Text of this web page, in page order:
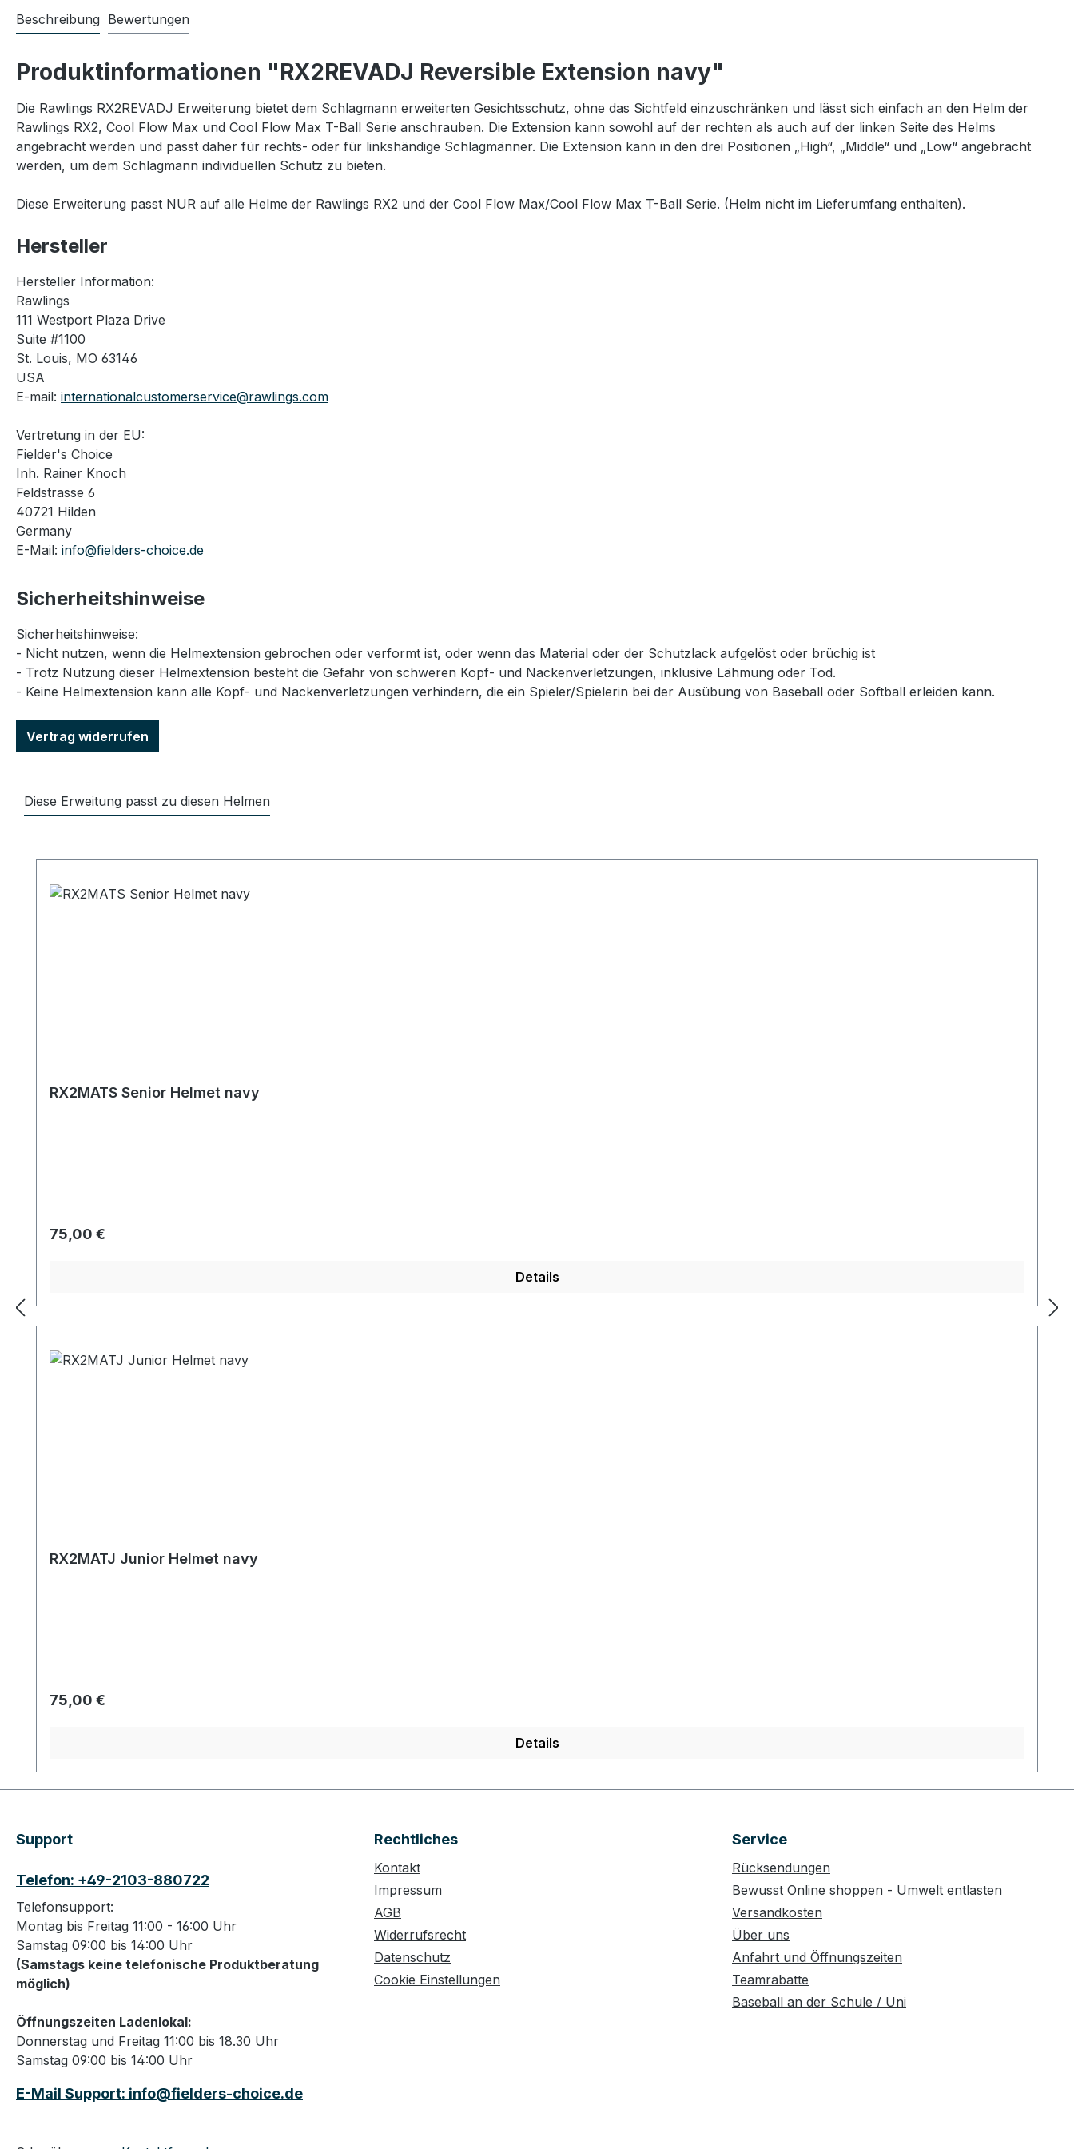
Beschreibung Bewertungen
Produktinformationen "RX2REVADJ Reversible Extension navy"
Die Rawlings RX2REVADJ Erweiterung bietet dem Schlagmann erweiterten Gesichtsschutz, ohne das Sichtfeld einzuschränken und lässt sich einfach an den Helm der
Rawlings RX2, Cool Flow Max und Cool Flow Max T-Ball Serie anschrauben. Die Extension kann sowohl auf der rechten als auch auf der linken Seite des Helms
angebracht werden und passt daher für rechts- oder für linkshändige Schlagmänner. Die Extension kann in den drei Positionen „High“, „Middle“ und „Low“ angebracht
werden, um dem Schlagmann individuellen Schutz zu bieten.
Diese Erweiterung passt NUR auf alle Helme der Rawlings RX2 und der Cool Flow Max/Cool Flow Max T-Ball Serie. (Helm nicht im Lieferumfang enthalten).
Hersteller
Hersteller Information:
Rawlings
111 Westport Plaza Drive
Suite #1100
St. Louis, MO 63146
USA
E-mail: internationalcustomerservice@rawlings.com
Vertretung in der EU:
Fielder's Choice
Inh. Rainer Knoch
Feldstrasse 6
40721 Hilden
Germany
E-Mail: info@fielders-choice.de
Sicherheitshinweise
Sicherheitshinweise:
- Nicht nutzen, wenn die Helmextension gebrochen oder verformt ist, oder wenn das Material oder der Schutzlack aufgelöst oder brüchig ist
- Trotz Nutzung dieser Helmextension besteht die Gefahr von schweren Kopf- und Nackenverletzungen, inklusive Lähmung oder Tod.
- Keine Helmextension kann alle Kopf- und Nackenverletzungen verhindern, die ein Spieler/Spielerin bei der Ausübung von Baseball oder Softball erleiden kann.
Vertrag widerrufen
Diese Erweitung passt zu diesen Helmen
RX2MATS Senior Helmet navy
Regulärer Preis:
75,00 €
Details
RX2MATJ Junior Helmet navy
Regulärer Preis:
75,00 €
Details
Support
Telefon: +49-2103-880722
Telefonsupport:
Montag bis Freitag 11:00 - 16:00 Uhr
Samstag 09:00 bis 14:00 Uhr
(Samstags keine telefonische Produktberatung
möglich)
Öffnungszeiten Ladenlokal:
Donnerstag und Freitag 11:00 bis 18.30 Uhr
Samstag 09:00 bis 14:00 Uhr
E-Mail Support: info@fielders-choice.de
Rechtliches
Kontakt
Impressum
AGB
Widerrufsrecht
Datenschutz
Cookie Einstellungen
Service
Rücksendungen
Bewusst Online shoppen - Umwelt entlasten
Versandkosten
Über uns
Anfahrt und Öffnungszeiten
Teamrabatte
Baseball an der Schule / Uni